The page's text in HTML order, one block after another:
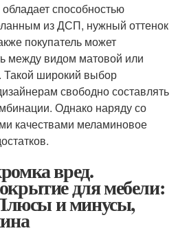
способностью
из ДСП, нужный оттенок
покупатель может
между видом матовой или
Такой широкий выбор
свободно составлять
Однако наряду со
качествами меламиновое
вред.
для мебели:
и минусы,